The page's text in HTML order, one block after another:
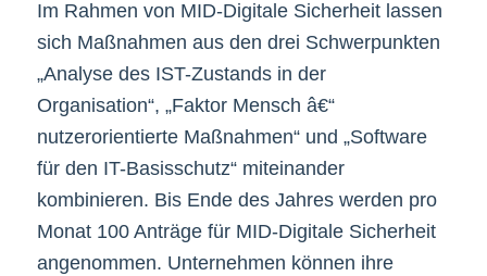
Im Rahmen von MID-Digitale Sicherheit lassen
sich Maßnahmen aus den drei Schwerpunkten
„Analyse des IST-Zustands in der
Organisation“, „Faktor Mensch â€“
nutzerorientierte Maßnahmen“ und „Software
für den IT-Basisschutz“ miteinander
kombinieren. Bis Ende des Jahres werden pro
Monat 100 Anträge für MID-Digitale Sicherheit
angenommen. Unternehmen können ihre